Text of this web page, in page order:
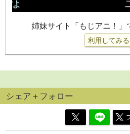
姉妹サイト「もじアニ！」
利用してみる
シェア＋フォロー